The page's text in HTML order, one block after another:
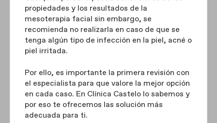
propiedades y los resultados de la
mesoterapia facial sin embargo, se
recomienda no realizarla en caso de que se
tenga algún tipo de infección en la piel, acné o
piel irritada.
Por ello, es importante la primera revisión con
el especialista para que valore la mejor opción
en cada caso. En Clínica Castelo lo sabemos y
por eso te ofrecemos las solución más
adecuada para ti.